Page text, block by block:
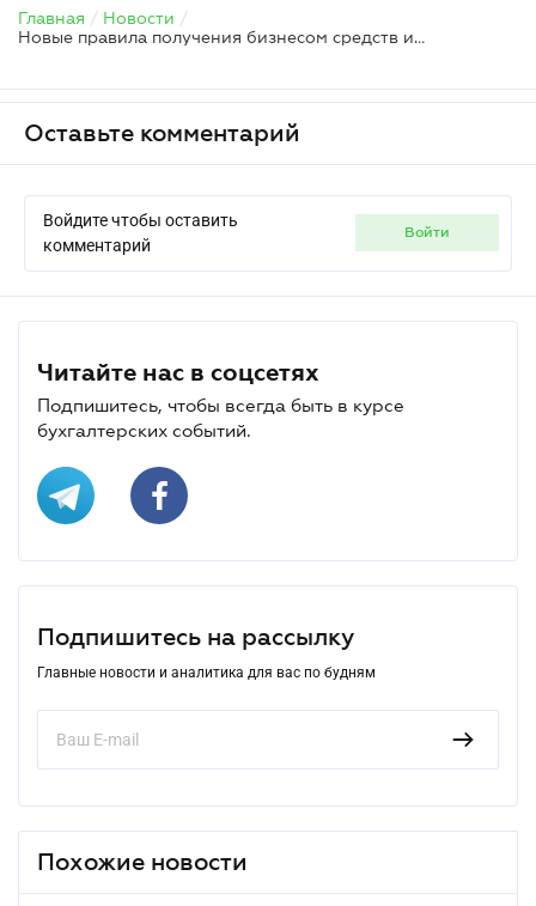
Главная / Новости /
Новые правила получения бизнесом средств из госфонда соцзащиты лиц с инвалидностью
Оставьте комментарий
Войдите чтобы оставить
комментарий
войти
Читайте нас в соцсетях
Подпишитесь, чтобы всегда быть в курсе
бухгалтерских событий.
Подпишитесь на рассылку
Главные новости и аналитика для вас по будням
Похожие новости